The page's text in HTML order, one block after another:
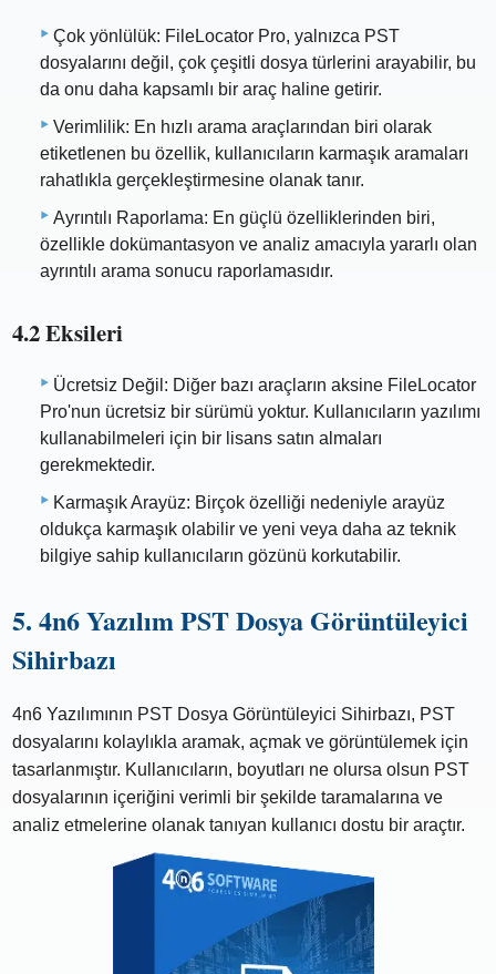
Çok yönlülük: FileLocator Pro, yalnızca PST
dosyalarını değil, çok çeşitli dosya türlerini arayabilir, bu
da onu daha kapsamlı bir araç haline getirir.
Verimlilik: En hızlı arama araçlarından biri olarak
etiketlenen bu özellik, kullanıcıların karmaşık aramaları
rahatlıkla gerçekleştirmesine olanak tanır.
Ayrıntılı Raporlama: En güçlü özelliklerinden biri,
özellikle dokümantasyon ve analiz amacıyla yararlı olan
ayrıntılı arama sonucu raporlamasıdır.
4.2 Eksileri
Ücretsiz Değil: Diğer bazı araçların aksine FileLocator
Pro'nun ücretsiz bir sürümü yoktur. Kullanıcıların yazılımı
kullanabilmeleri için bir lisans satın almaları
gerekmektedir.
Karmaşık Arayüz: Birçok özelliği nedeniyle arayüz
oldukça karmaşık olabilir ve yeni veya daha az teknik
bilgiye sahip kullanıcıların gözünü korkutabilir.
5. 4n6 Yazılım PST Dosya Görüntüleyici
Sihirbazı
4n6 Yazılımının PST Dosya Görüntüleyici Sihirbazı, PST
dosyalarını kolaylıkla aramak, açmak ve görüntülemek için
tasarlanmıştır. Kullanıcıların, boyutları ne olursa olsun PST
dosyalarının içeriğini verimli bir şekilde taramalarına ve
analiz etmelerine olanak tanıyan kullanıcı dostu bir araçtır.